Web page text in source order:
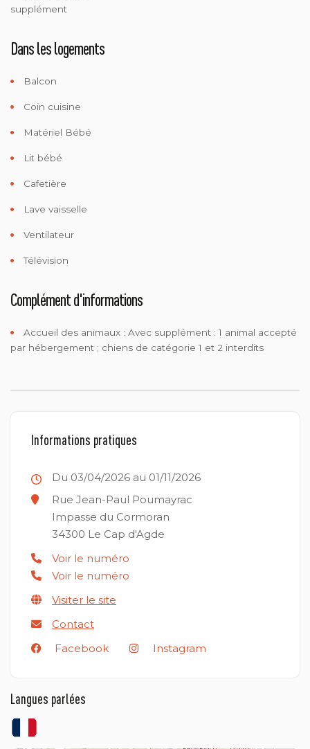
supplément
Dans les logements
Balcon
Coin cuisine
Matériel Bébé
Lit bébé
Cafetière
Lave vaisselle
Ventilateur
Télévision
Complément d'informations
Accueil des animaux : Avec supplément : 1 animal accepté
par hébergement ; chiens de catégorie 1 et 2 interdits
Informations pratiques
Du 03/04/2026 au 01/11/2026
Rue Jean-Paul Poumayrac
Impasse du Cormoran
34300 Le Cap d'Agde
Voir le numéro
Voir le numéro
Visiter le site
Contact
Facebook
Instagram
Langues parlées